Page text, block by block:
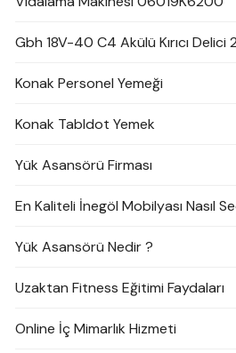
Gbh 18V-40 C4 Akülü Kırıcı Delici
Konak Personel Yemeği
Konak Tabldot Yemek
Yük Asansörü Firması
En Kaliteli İnegöl Mobilyası Nasıl
Yük Asansörü Nedir ?
Uzaktan Fitness Eğitimi Faydaları
Online İç Mimarlık Hizmeti